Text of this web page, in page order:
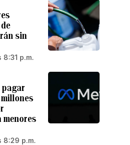
sin
p.m.
pagar
menores
8:29 p.m.